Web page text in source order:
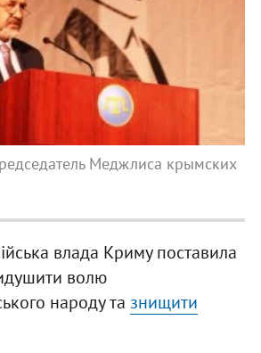
Меджлиса крымских
влада Криму поставила
волю
народу та знищити